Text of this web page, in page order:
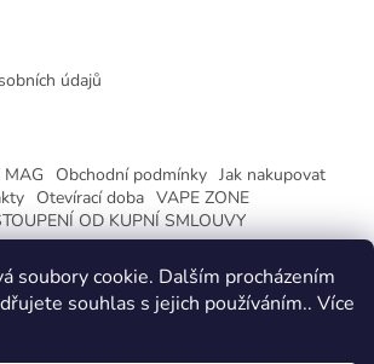
soubory cookie. Dalším procházením
souhlas s jejich používáním.. Více
údajů
MAG Obchodní podmínky Jak nakupovat
Otevírací doba VAPE ZONE
OD KUPNÍ SMLOUVY